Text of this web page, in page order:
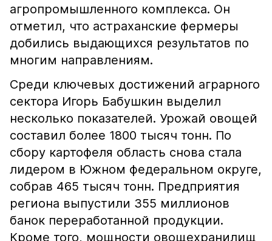
агропромышленного комплекса. Он
отметил, что астраханские фермеры
добились выдающихся результатов по
многим направлениям.
Среди ключевых достижений аграрного
сектора Игорь Бабушкин выделил
несколько показателей. Урожай овощей
составил более 1800 тысяч тонн. По
сбору картофеля область снова стала
лидером в Южном федеральном округе,
собрав 465 тысяч тонн. Предприятия
региона выпустили 355 миллионов
банок переработанной продукции.
Кроме того, мощности овощехранилищ